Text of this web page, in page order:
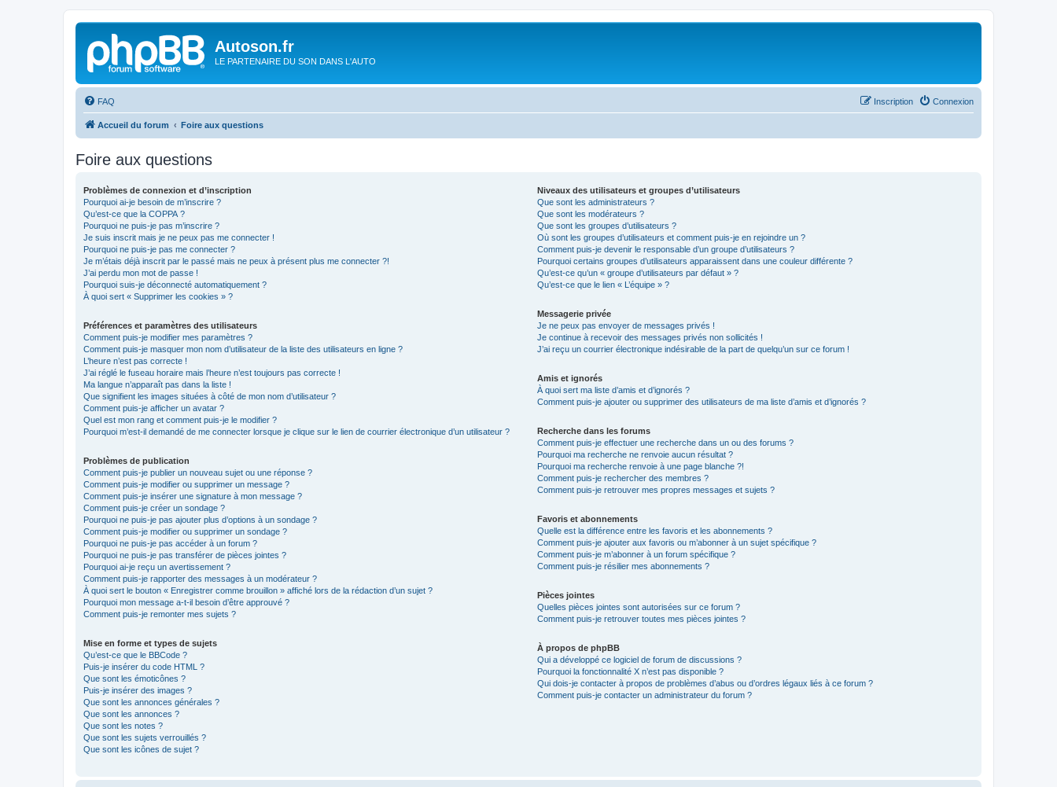
Autoson.fr
LE PARTENAIRE DU SON DANS L'AUTO
FAQ Connexion
Inscription
Accueil du forum Foire aux questions
Foire aux questions
Problèmes de connexion et d’inscription
Pourquoi ai-je besoin de m’inscrire ?
Qu’est-ce que la COPPA ?
Pourquoi ne puis-je pas m’inscrire ?
Je suis inscrit mais je ne peux pas me connecter !
Pourquoi ne puis-je pas me connecter ?
Je m’étais déjà inscrit par le passé mais ne peux à présent plus me connecter ?!
J’ai perdu mon mot de passe !
Pourquoi suis-je déconnecté automatiquement ?
À quoi sert « Supprimer les cookies » ?
Préférences et paramètres des utilisateurs
Comment puis-je modifier mes paramètres ?
Comment puis-je masquer mon nom d’utilisateur de la liste des utilisateurs en ligne ?
L’heure n’est pas correcte !
J’ai réglé le fuseau horaire mais l’heure n’est toujours pas correcte !
Ma langue n’apparaît pas dans la liste !
Que signifient les images situées à côté de mon nom d’utilisateur ?
Comment puis-je afficher un avatar ?
Quel est mon rang et comment puis-je le modifier ?
Pourquoi m’est-il demandé de me connecter lorsque je clique sur le lien de courrier électronique d’un utilisateur ?
Problèmes de publication
Comment puis-je publier un nouveau sujet ou une réponse ?
Comment puis-je modifier ou supprimer un message ?
Comment puis-je insérer une signature à mon message ?
Comment puis-je créer un sondage ?
Pourquoi ne puis-je pas ajouter plus d’options à un sondage ?
Comment puis-je modifier ou supprimer un sondage ?
Pourquoi ne puis-je pas accéder à un forum ?
Pourquoi ne puis-je pas transférer de pièces jointes ?
Pourquoi ai-je reçu un avertissement ?
Comment puis-je rapporter des messages à un modérateur ?
À quoi sert le bouton « Enregistrer comme brouillon » affiché lors de la rédaction d’un sujet ?
Pourquoi mon message a-t-il besoin d’être approuvé ?
Comment puis-je remonter mes sujets ?
Mise en forme et types de sujets
Qu’est-ce que le BBCode ?
Puis-je insérer du code HTML ?
Que sont les émoticônes ?
Puis-je insérer des images ?
Que sont les annonces générales ?
Que sont les annonces ?
Que sont les notes ?
Que sont les sujets verrouillés ?
Que sont les icônes de sujet ?
Niveaux des utilisateurs et groupes d’utilisateurs
Que sont les administrateurs ?
Que sont les modérateurs ?
Que sont les groupes d’utilisateurs ?
Où sont les groupes d’utilisateurs et comment puis-je en rejoindre un ?
Comment puis-je devenir le responsable d’un groupe d’utilisateurs ?
Pourquoi certains groupes d’utilisateurs apparaissent dans une couleur différente ?
Qu’est-ce qu’un « groupe d’utilisateurs par défaut » ?
Qu’est-ce que le lien « L’équipe » ?
Messagerie privée
Je ne peux pas envoyer de messages privés !
Je continue à recevoir des messages privés non sollicités !
J’ai reçu un courrier électronique indésirable de la part de quelqu’un sur ce forum !
Amis et ignorés
À quoi sert ma liste d’amis et d’ignorés ?
Comment puis-je ajouter ou supprimer des utilisateurs de ma liste d’amis et d’ignorés ?
Recherche dans les forums
Comment puis-je effectuer une recherche dans un ou des forums ?
Pourquoi ma recherche ne renvoie aucun résultat ?
Pourquoi ma recherche renvoie à une page blanche ?!
Comment puis-je rechercher des membres ?
Comment puis-je retrouver mes propres messages et sujets ?
Favoris et abonnements
Quelle est la différence entre les favoris et les abonnements ?
Comment puis-je ajouter aux favoris ou m’abonner à un sujet spécifique ?
Comment puis-je m’abonner à un forum spécifique ?
Comment puis-je résilier mes abonnements ?
Pièces jointes
Quelles pièces jointes sont autorisées sur ce forum ?
Comment puis-je retrouver toutes mes pièces jointes ?
À propos de phpBB
Qui a développé ce logiciel de forum de discussions ?
Pourquoi la fonctionnalité X n’est pas disponible ?
Qui dois-je contacter à propos de problèmes d’abus ou d’ordres légaux liés à ce forum ?
Comment puis-je contacter un administrateur du forum ?